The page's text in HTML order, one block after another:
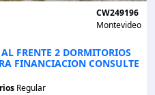
CW249196
Montevideo
FRENTE 2 DORMITORIOS
FINANCIACION CONSULTE
Regular